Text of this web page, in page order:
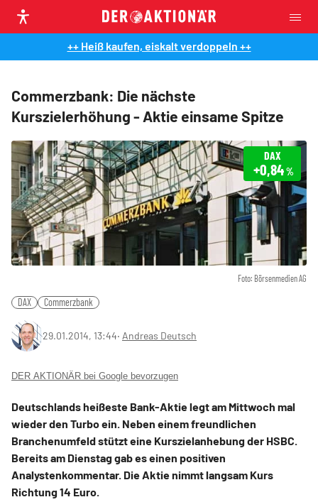
++ Heiß kaufen, eiskalt verdoppeln ++
Commerzbank: Die nächste
Kurszielerhöhung - Aktie einsame Spitze
Foto: Börsenmedien AG
DAX
+0,84%
DAX Commerzbank
29.01.2014, 13:44‧ Andreas Deutsch
DER AKTIONÄR bei Google bevorzugen
Deutschlands heißeste Bank-Aktie legt am Mittwoch mal
wieder den Turbo ein. Neben einem freundlichen
Branchenumfeld stützt eine Kurszielanhebung der HSBC.
Bereits am Dienstag gab es einen positiven
Analystenkommentar. Die Aktie nimmt langsam Kurs
Richtung 14 Euro.